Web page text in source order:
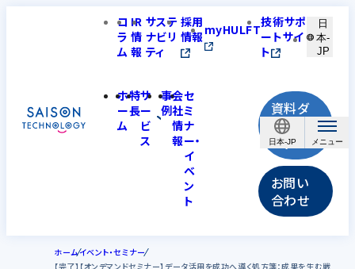
日本-JP
コ
ラ
ム
IR
情
報
サステ
ナビリ
ティ
採用
情報myHULFT技術サポ
ートサイ
ト
日
本-
JP
ホ
ー
ム
特
長
サ
ー
ビ
ス
事
例
会
社
情
報
セ
ミ
ナ
ー・
イ
ベ
ン
ト
資料ダ
ウンロ
ード
お問い
合わせ
ホームイベント・セミナー
【完了】【オンデマンドセミナー】データ活用を成功へ導く処方箋：成果を生む戦